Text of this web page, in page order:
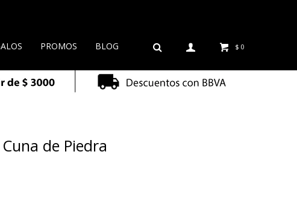
PROMOS BLOG $ 0
de Piedra